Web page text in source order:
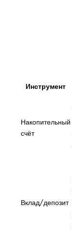
Инструмент
Накопительный
счёт
Вклад/депозит